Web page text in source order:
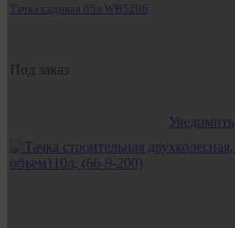
Тачка садовая 85л WB5206
Под заказ
Уведомить